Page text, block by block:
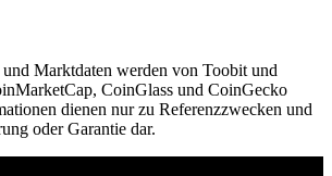
Marktdaten werden von Toobit und
CoinGlass und CoinGecko
dienen nur zu Referenzzwecken und
oder Garantie dar.